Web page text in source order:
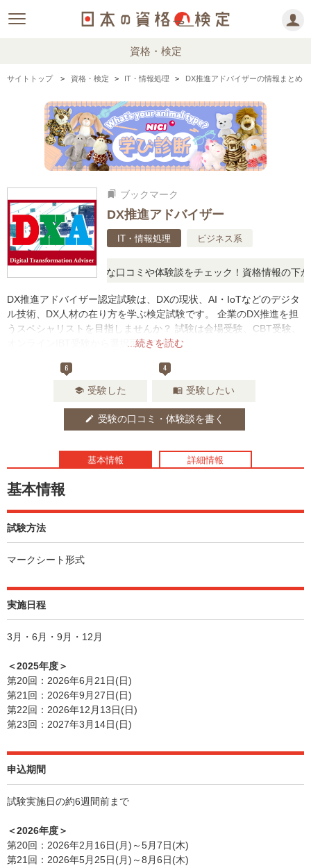
資格・検定
サイトトップ 資格・検定 IT・情報処理 DX推進アドバイザーの情報まとめ
bookmarks ブックマーク
DX推進アドバイザー
IT・情報処理 ビジネス系
思ったら、リアルな口コミや体験談をチェック！資格情報の下から
...続きを読む
DX推進アドバイザー認定試験は、DXの現状、AI・IoTなどのデジタ
ル技術、DX人材の在り方を学ぶ検定試験です。 企業のDX推進を担
うスペシャリストを目指しませんか？ 試験は会場受験、CBT受験、
オンラインIBT受験から選択可能です。
6
school 受験した
4
menu_book 受験したい
edit 受験の口コミ・体験談を書く
基本情報 詳細情報
基本情報
試験方法
マークシート形式
実施日程
3月・6月・9月・12月
＜2025年度＞
第20回：2026年6月21日(日)
第21回：2026年9月27日(日)
第22回：2026年12月13日(日)
第23回：2027年3月14日(日)
申込期間
試験実施日の約6週間前まで
＜2026年度＞
第20回：2026年2月16日(月)～5月7日(木)
第21回：2026年5月25日(月)～8月6日(木)